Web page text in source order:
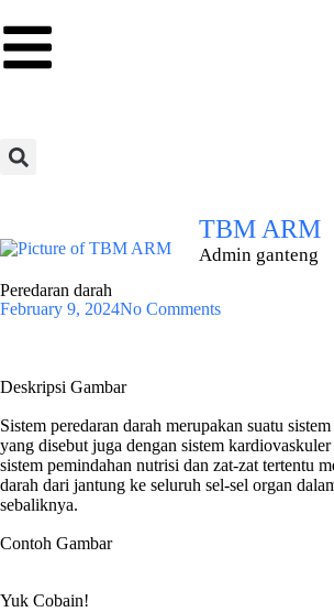
TBM ARM
Admin ganteng
Peredaran darah
February 9, 2024No Comments
Deskripsi Gambar
Sistem peredaran darah merupakan suatu
yang disebut juga dengan sistem
sistem pemindahan nutrisi dan zat-zat tertentu
darah dari jantung ke seluruh sel-sel organ
sebaliknya.
Contoh Gambar
Yuk Cobain!